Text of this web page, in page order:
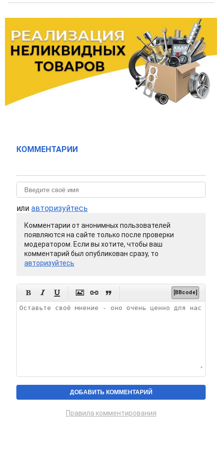
КОММЕНТАРИИ
или авторизуйтесь
Комментарии от анонимных пользователей
появляются на сайте только после проверки
модератором. Если вы хотите, чтобы ваш
комментарий был опубликован сразу, то
авторизуйтесь
      [BBcode]
Правила комментирования